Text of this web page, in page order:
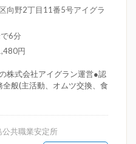
向野2丁目11番5号アイグラ
6分
円
株式会社アイグラン運営●認
般(主活動、オムツ交換、食
公共職業安定所